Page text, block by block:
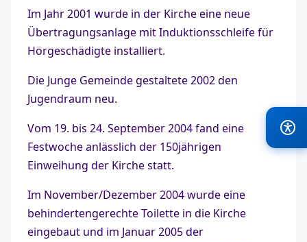
Im Jahr 2001 wurde in der Kirche eine neue
Übertragungsanlage mit Induktionsschleife für
Hörgeschädigte installiert.
Die Junge Gemeinde gestaltete 2002 den
Jugendraum neu.
Vom 19. bis 24. September 2004 fand eine
Festwoche anlässlich der 150jährigen
Einweihung der Kirche statt.
Im November/Dezember 2004 wurde eine
behindertengerechte Toilette in die Kirche
eingebaut und im Januar 2005 der